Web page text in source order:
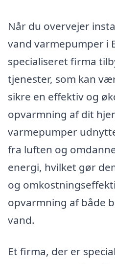
Når du overvejer
vand varmepumper i
specialiseret firma
tjenester, som kan
sikre en effektiv og
opvarmning af dit
varmepumper
fra luften og
energi, hvilket gør
og
opvarmning af både
vand.
Et firma, der er